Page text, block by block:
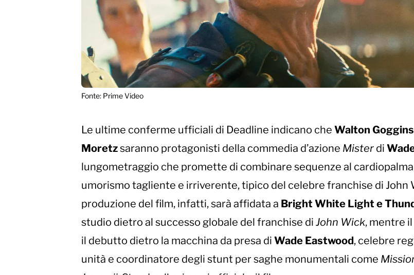
Fonte: Prime Video
Le ultime conferme ufficiali di Deadline indicano che Walton
Moretzsaranno protagonisti della commedia d’azione Mister di
lungometraggio che promette di combinare sequenze al
umorismo tagliente e irriverente, tipico del celebre franchise di John
produzione del film, infatti, sarà affidata a Bright White Light e
studio dietro al successo globale del franchise di John Wick, mentre
il debutto dietro la macchina da presa di Wade Eastwood, celebre
unità e coordinatore degli stunt per saghe monumentali come